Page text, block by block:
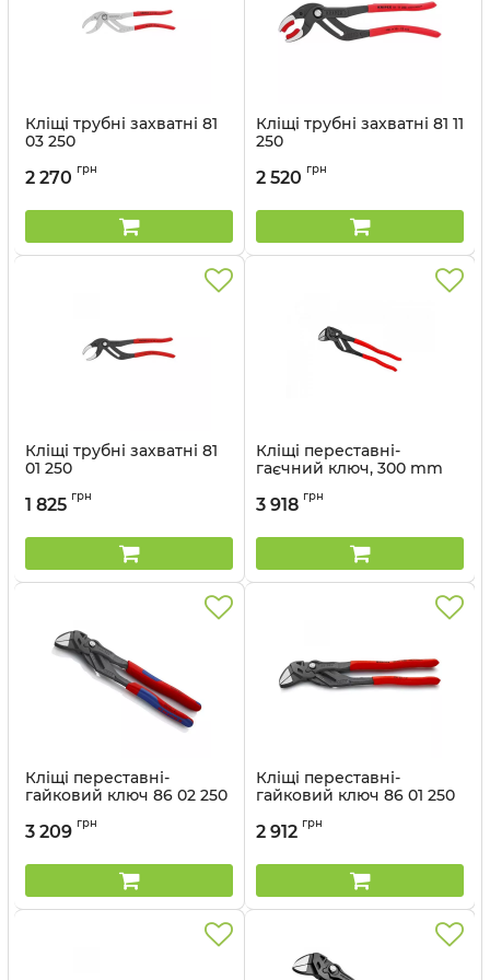
Кліщі трубні захватні 81
03 250
2 270 грн
Кліщі трубні захватні 81 11
250
2 520 грн
Кліщі трубні захватні 81
01 250
1 825 грн
Кліщі переставні-
гаєчний ключ, 300 mm
3 918 грн
Кліщі переставні-
гайковий ключ 86 02 250
3 209 грн
Кліщі переставні-
гайковий ключ 86 01 250
2 912 грн